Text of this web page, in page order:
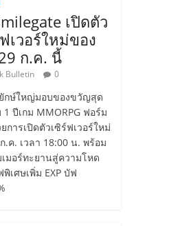
เปิดตัว
ฟเวอร์ใหม่ของ
ก.ค. นี้
Bulletin 0
กษ์ใหญ่มอบของขวัญสุด
ปีเกม MMORPG ฟอร์ม
การเปิดตัวเซิร์ฟเวอร์ใหม่
.ค. เวลา 18:00 น. พร้อม
มอร์ทะยานสู่ความโหด
เศษเพิ่ม EXP บัฟ